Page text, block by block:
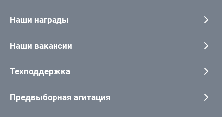
Наши награды
Наши вакансии
Техподдержка
Предвыборная агитация